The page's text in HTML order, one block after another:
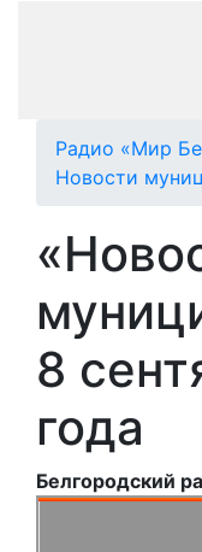
Радио «Мир
Новости
8
года
Белгородский